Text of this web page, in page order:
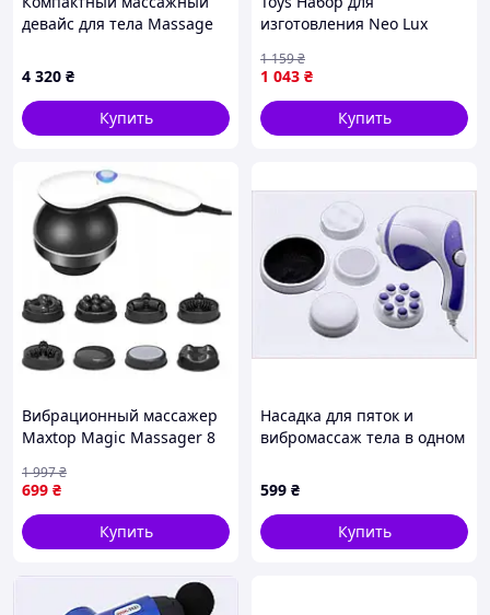
девайс для тела Massage
4 320 ₴
Купить
изготовления Neo Lux
работы для творчества от
5 лет разные цвета 25Neo-
ss
1 043 ₴
1 159₴
Купить
Вибрационный массажер
Maxtop Magic Massager 8
тела
699 ₴
1 997₴
Купить
Насадка для пяток и
вибромассаж тела в одном
599 ₴
Купить